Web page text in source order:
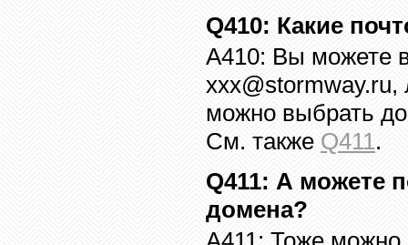
Q410: Какие
A410: Вы можете
xxx@stormway.ru,
можно выбрать
См. также Q411.
Q411: А можете
домена?